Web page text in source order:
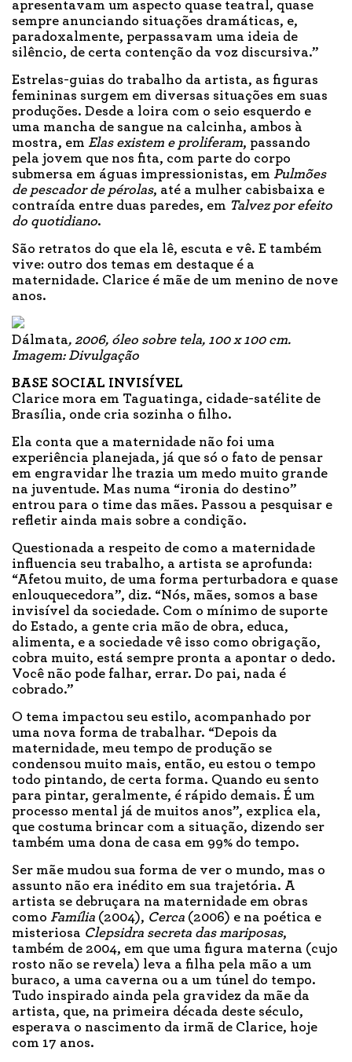
apresentavam um aspecto quase teatral, quase
sempre anunciando situações dramáticas, e,
paradoxalmente, perpassavam uma ideia de
silêncio, de certa contenção da voz discursiva.”
Estrelas-guias do trabalho da artista, as figuras
femininas surgem em diversas situações em suas
produções. Desde a loira com o seio esquerdo e
uma mancha de sangue na calcinha, ambos à
mostra, em Elas existem e proliferam, passando
pela jovem que nos fita, com parte do corpo
submersa em águas impressionistas, em Pulmões
de pescador de pérolas, até a mulher cabisbaixa e
contraída entre duas paredes, em Talvez por efeito
do quotidiano.
São retratos do que ela lê, escuta e vê. E também
vive: outro dos temas em destaque é a
maternidade. Clarice é mãe de um menino de nove
anos.
Dálmata, 2006, óleo sobre tela, 100 x 100 cm.
Imagem: Divulgação
BASE SOCIAL INVISÍVEL
Clarice mora em Taguatinga, cidade-satélite de
Brasília, onde cria sozinha o filho.
Ela conta que a maternidade não foi uma
experiência planejada, já que só o fato de pensar
em engravidar lhe trazia um medo muito grande
na juventude. Mas numa “ironia do destino”
entrou para o time das mães. Passou a pesquisar e
refletir ainda mais sobre a condição.
Questionada a respeito de como a maternidade
influencia seu trabalho, a artista se aprofunda:
“Afetou muito, de uma forma perturbadora e quase
enlouquecedora”, diz. “Nós, mães, somos a base
invisível da sociedade. Com o mínimo de suporte
do Estado, a gente cria mão de obra, educa,
alimenta, e a sociedade vê isso como obrigação,
cobra muito, está sempre pronta a apontar o dedo.
Você não pode falhar, errar. Do pai, nada é
cobrado.”
O tema impactou seu estilo, acompanhado por
uma nova forma de trabalhar. “Depois da
maternidade, meu tempo de produção se
condensou muito mais, então, eu estou o tempo
todo pintando, de certa forma. Quando eu sento
para pintar, geralmente, é rápido demais. É um
processo mental já de muitos anos”, explica ela,
que costuma brincar com a situação, dizendo ser
também uma dona de casa em 99% do tempo.
Ser mãe mudou sua forma de ver o mundo, mas o
assunto não era inédito em sua trajetória. A
artista se debruçara na maternidade em obras
como Família (2004), Cerca (2006) e na poética e
misteriosa Clepsidra secreta das mariposas,
também de 2004, em que uma figura materna (cujo
rosto não se revela) leva a filha pela mão a um
buraco, a uma caverna ou a um túnel do tempo.
Tudo inspirado ainda pela gravidez da mãe da
artista, que, na primeira década deste século,
esperava o nascimento da irmã de Clarice, hoje
com 17 anos.